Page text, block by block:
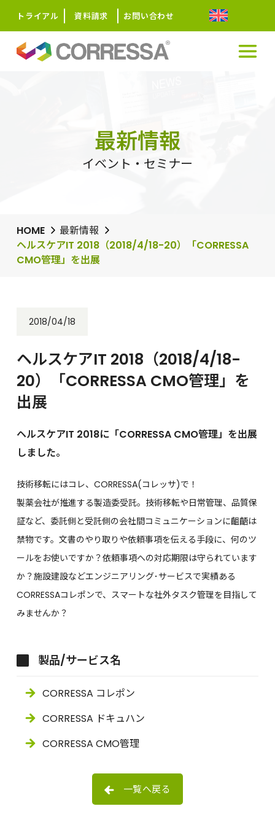
トライアル 資料請求 お問い合わせ
最新情報
イベント・セミナー
HOME
最新情報
ヘルスケアIT 2018（2018/4/18-20）「CORRESSA
CMO管理」を出展
2018/04/18
ヘルスケアIT 2018（2018/4/18-
20）「CORRESSA CMO管理」を
出展
ヘルスケアIT 2018に「CORRESSA CMO管理」を出展
しました。
技術移転にはコレ、CORRESSA(コレッサ)で！
製薬会社が推進する製造委受託。技術移転や日常管理、品質保
証など、委託側と受託側の会社間コミュニケーションに齟齬は
禁物です。文書のやり取りや依頼事項を伝える手段に、何のツ
ールをお使いですか？依頼事項への対応期限は守られています
か？施設建設などエンジニアリング･サービスで実績ある
CORRESSAコレポンで、スマートな社外タスク管理を目指して
みませんか？
製品/サービス名
CORRESSA コレポン
CORRESSA ドキュハン
CORRESSA CMO管理
一覧へ戻る